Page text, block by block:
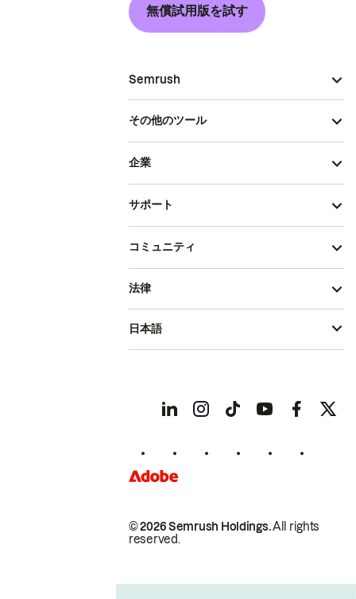
無償試用版を試す
Semrush
その他のツール
企業
サポート
コミュニティ
© 2026 Semrush Holdings.All rights
reserved.
法律
日本語